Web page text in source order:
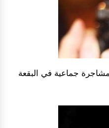
جماعية في البقعة